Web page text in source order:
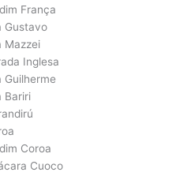
França
Gustavo
Mazzei
Inglesa
Guilherme
Bariri
Coroa
Cuoco